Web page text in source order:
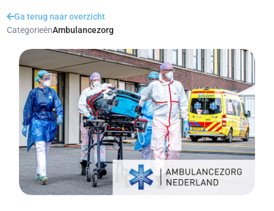
Ga terug naar overzicht
CategorieënAmbulancezorg